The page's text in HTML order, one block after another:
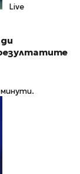
Live
минути.